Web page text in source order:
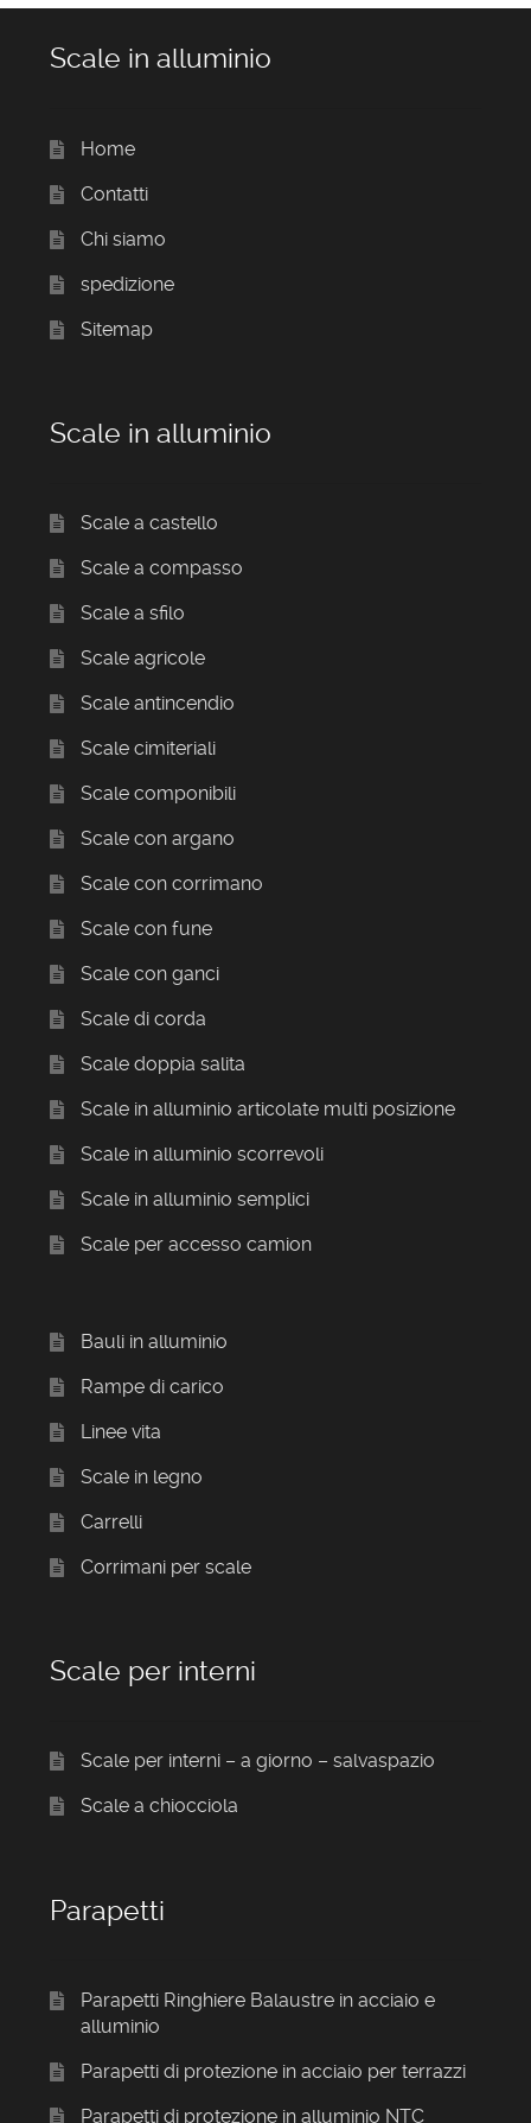
Scale in alluminio
Home
Contatti
Chi siamo
spedizione
Sitemap
Scale in alluminio
Scale a castello
Scale a compasso
Scale a sfilo
Scale agricole
Scale antincendio
Scale cimiteriali
Scale componibili
Scale con argano
Scale con corrimano
Scale con fune
Scale con ganci
Scale di corda
Scale doppia salita
Scale in alluminio articolate multi posizione
Scale in alluminio scorrevoli
Scale in alluminio semplici
Scale per accesso camion
Bauli in alluminio
Rampe di carico
Linee vita
Scale in legno
Carrelli
Corrimani per scale
Scale per interni
Scale per interni – a giorno – salvaspazio
Scale a chiocciola
Parapetti
Parapetti Ringhiere Balaustre in acciaio e
alluminio
Parapetti di protezione in acciaio per terrazzi
Parapetti di protezione in alluminio NTC